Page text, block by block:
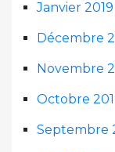
Janvier 2019
Décembre
Novembre
Octobre
Septembre